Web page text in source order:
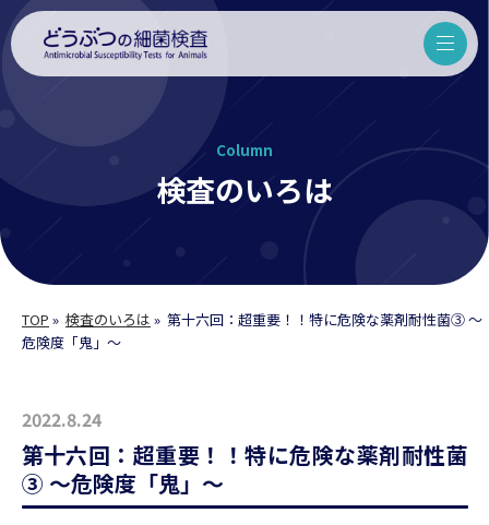
Column
検査のいろは
TOP » 検査のいろは » 第十六回：超重要！！特に危険な薬剤耐性菌③ 〜
危険度「鬼」〜
2022.8.24
第十六回：超重要！！特に危険な薬剤耐性菌
③ 〜危険度「鬼」〜